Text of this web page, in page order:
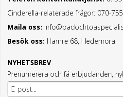
Cinderella-relaterade frågor: 070-
Maila oss:
Besök oss: Hamre 68, Hedemora
NYHETSBREV
Prenumerera och få erbjudanden,